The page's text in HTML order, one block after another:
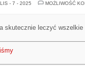
- 7 - 2025
MOŻLIWOŚĆ
skutecznie leczyć wszelkie